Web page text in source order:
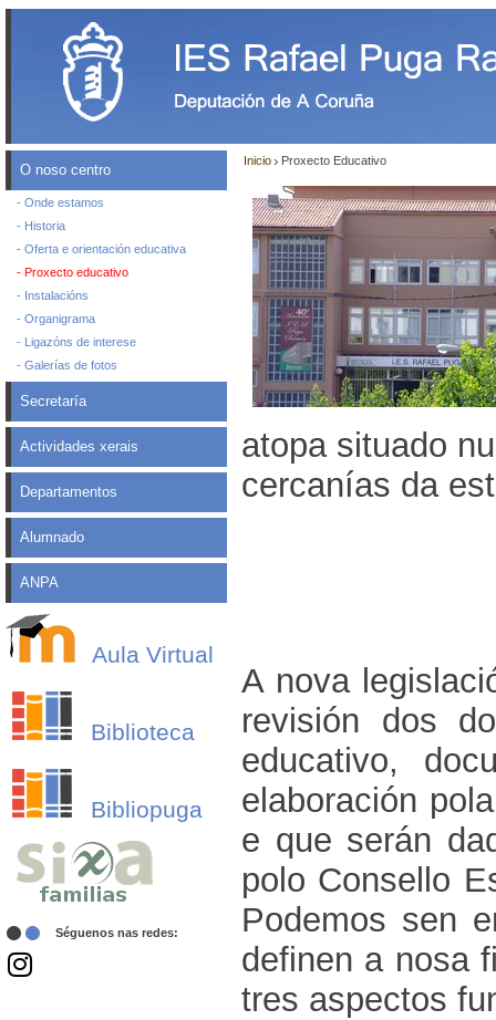
O noso centro
- Onde estamos
- Historia
- Oferta e orientación educativa
- Proxecto educativo
- Instalacións
- Organigrama
- Ligazóns de interese
- Galerías de fotos
Secretaría
Actividades xerais
Departamentos
Alumnado
ANPA
Aula Virtual
Biblioteca
Bibliopuga
Séguenos nas redes:
Inicio Proxecto Educativo
atopa situado
cercanías da
A nova
revisión dos
educativo,
elaboración
e que serán
polo Consello
Podemos sen
definen a nosa
tres aspectos